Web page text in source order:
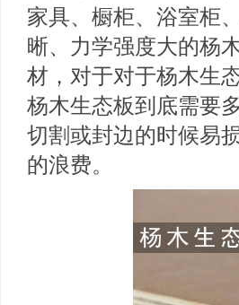
家具、橱柜、浴室柜
晰、力学强度大的杨
材，对于对于杨木生
杨木生态板到底需要
切割或封边的时候易
的浪费。